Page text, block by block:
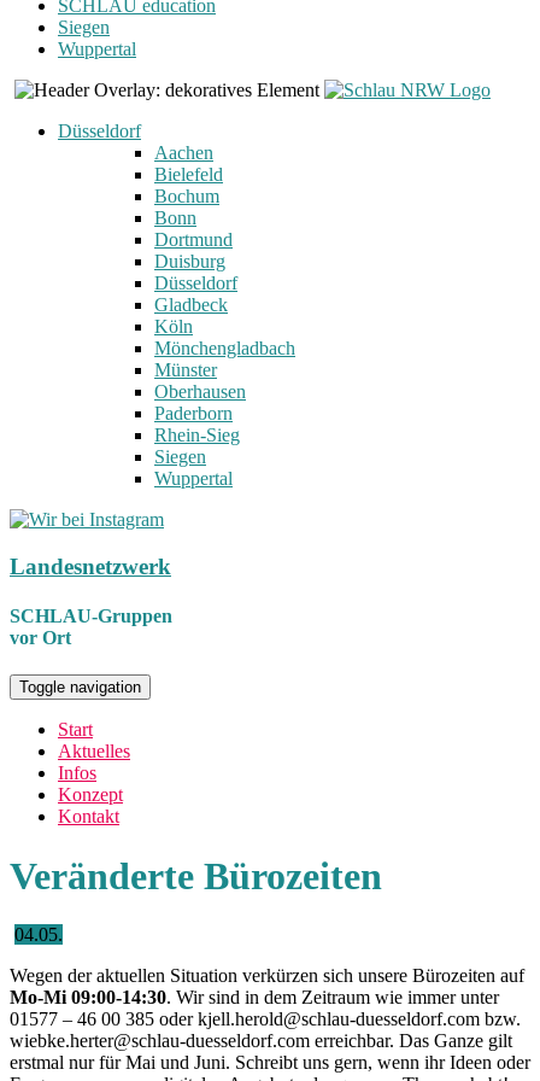
SCHLAU education
Siegen
Wuppertal
Düsseldorf
Aachen
Bielefeld
Bochum
Bonn
Dortmund
Duisburg
Düsseldorf
Gladbeck
Köln
Mönchengladbach
Münster
Oberhausen
Paderborn
Rhein-Sieg
Siegen
Wuppertal
Landesnetzwerk
SCHLAU-Gruppen
vor Ort
Toggle navigation
Start
Aktuelles
Infos
Konzept
Kontakt
Veränderte Bürozeiten
04.05.
Wegen der aktuellen Situation verkürzen sich unsere Bürozeiten auf
Mo-Mi 09:00-14:30. Wir sind in dem Zeitraum wie immer unter
01577 – 46 00 385 oder kjell.herold@schlau-duesseldorf.com bzw.
wiebke.herter@schlau-duesseldorf.com erreichbar. Das Ganze gilt
erstmal nur für Mai und Juni. Schreibt uns gern, wenn ihr Ideen oder